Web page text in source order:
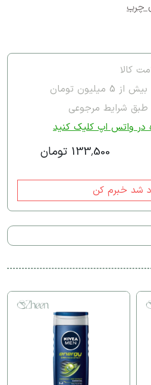
چرب
کالا
تومان
در واتس اپ کلیک کنید
133,500 تومان
شد خبرم کن